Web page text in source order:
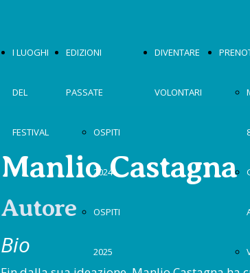
I LUOGHI
DEL
FESTIVAL
EDIZIONI
PASSATE
OSPITI
2024
OSPITI
2025
DIVENTARE
VOLONTARI
Manlio Castagna
Autore
Bio